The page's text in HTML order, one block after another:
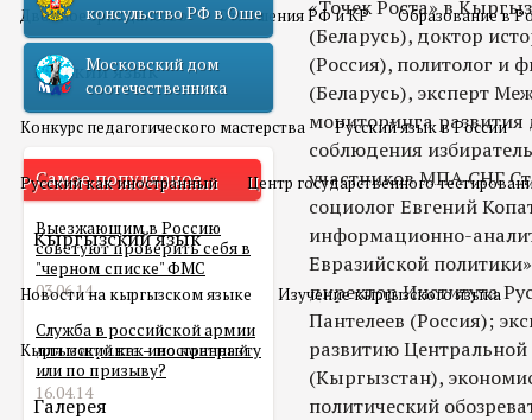
Двойное гражданство Отношения РФ и КР Образование в
Русский язык
Конкурс педагогического мастерства Русский язык в России
Русский как иностранный Центр государственного
Кыргызский язык
Новости на кыргызском языке Изучение кыргызского языка
Кыргызский как иностранный
Галерея
консульство РФ в Оше
Московский дом
соотечественника
Самое популярное
Выезжающим в Россию
советуют проверить себя в
"черном списке" ФМС
03.06.14
Служба в российской армии
для мигранта – по контракту
или по призыву?
16.04.14
«Точек Роста» в
(Беларусь), доктор
(Россия), политолог и
(Беларусь), эксперт
мониторинга
соблюдения
участников МПА СНГ
социолог Евгений
информационно-
Евразийской
директор Института
Пантелеев (Россия);
развитию
(Кыргызстан),
политический